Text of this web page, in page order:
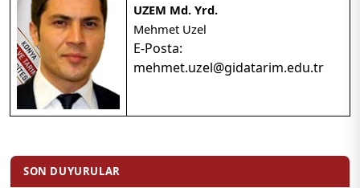
UZEM Md. Yrd.
Mehmet Uzel
E-Posta:
mehmet.uzel@gidatarim.edu.tr
SON DUYURULAR